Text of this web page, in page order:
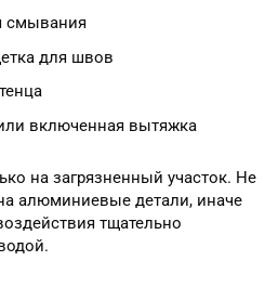
смывания
для швов
включенная вытяжка
на загрязненный участок. Не
алюминиевые детали, иначе
тщательно